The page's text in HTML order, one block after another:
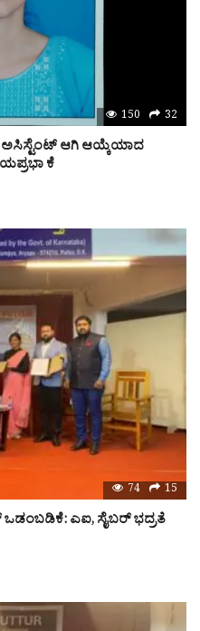
150 32
ಅಸಿಸ್ಟೆಂಟ್ ಆಗಿ ಆಯ್ಕೆಯಾದ
ಕೆ
74 15
ಒಡಂಬಡಿಕೆ: ಎಐ, ಸೈಬರ್ ಭದ್ರತೆ